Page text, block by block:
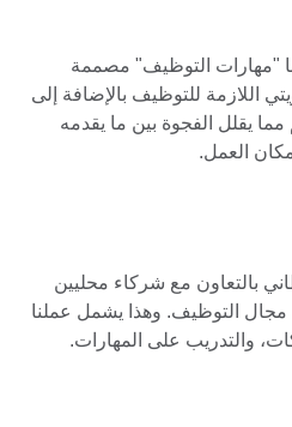
"مهارات التوظيف" مصممة
اللازمة للتوظيف بالإضافة إلى
مما يقلل الفجوة بين ما يقدمه
العمل.
بالتعاون مع شركاء محليين
مجال التوظيف. وهذا يشمل عملنا
والتدريب على المهارات.